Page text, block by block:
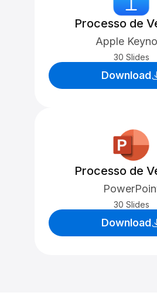
Processo de
Apple
30 Slides
Download
Processo de
30 Slides
Download